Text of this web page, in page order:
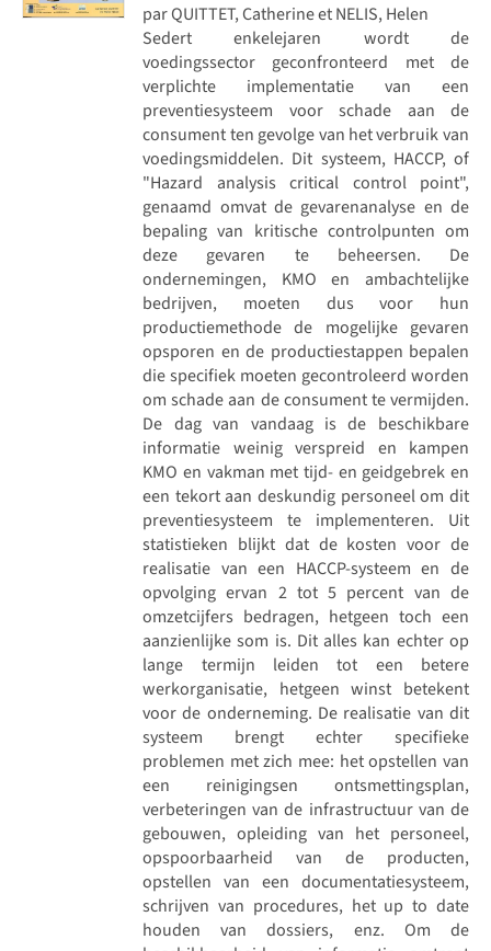
par QUITTET, Catherine et NELIS, Helen
Sedert enkelejaren wordt de
voedingssector geconfronteerd met de
verplichte implementatie van een
preventiesysteem voor schade aan de
consument ten gevolge van het verbruik van
voedingsmiddelen. Dit systeem, HACCP, of
"Hazard analysis critical control point",
genaamd omvat de gevarenanalyse en de
bepaling van kritische controlpunten om
deze gevaren te beheersen. De
ondernemingen, KMO en ambachtelijke
bedrijven, moeten dus voor hun
productiemethode de mogelijke gevaren
opsporen en de productiestappen bepalen
die specifiek moeten gecontroleerd worden
om schade aan de consument te vermijden.
De dag van vandaag is de beschikbare
informatie weinig verspreid en kampen
KMO en vakman met tijd- en geidgebrek en
een tekort aan deskundig personeel om dit
preventiesysteem te implementeren. Uit
statistieken blijkt dat de kosten voor de
realisatie van een HACCP-systeem en de
opvolging ervan 2 tot 5 percent van de
omzetcijfers bedragen, hetgeen toch een
aanzienlijke som is. Dit alles kan echter op
lange termijn leiden tot een betere
werkorganisatie, hetgeen winst betekent
voor de onderneming. De realisatie van dit
systeem brengt echter specifieke
problemen met zich mee: het opstellen van
een reinigingsen ontsmettingsplan,
verbeteringen van de infrastructuur van de
gebouwen, opleiding van het personeel,
opspoorbaarheid van de producten,
opstellen van een documentatiesysteem,
schrijven van procedures, het up to date
houden van dossiers, enz. Om de